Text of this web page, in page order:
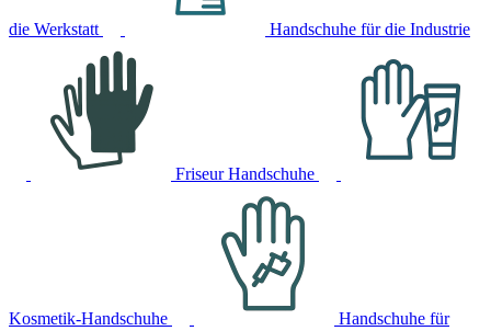
die Werkstatt Handschuhe für die Industrie
Friseur Handschuhe
Kosmetik-Handschuhe Handschuhe für